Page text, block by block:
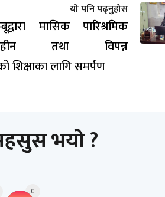
यो पनि पढ्नुहोस
मासिक पारिश्रमिक
तथा विपन्न
शिक्षाका लागि समर्पण
भयो ?
0